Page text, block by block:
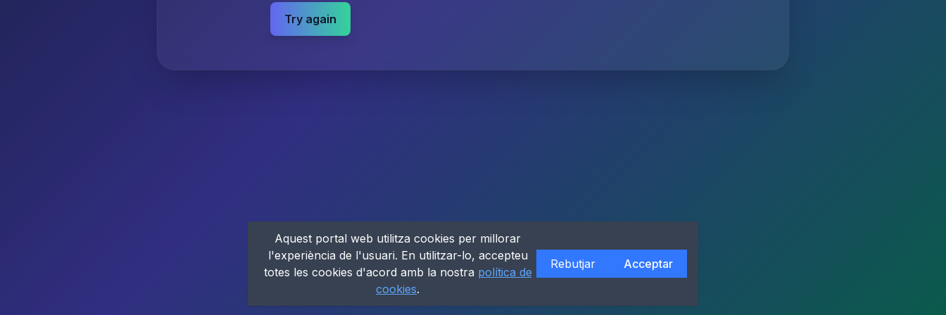
Try again
Aquest portal web utilitza cookies per millorar
l'experiència de l'usuari. En utilitzar-lo, accepteu
totes les cookies d'acord amb la nostra política de
cookies.
Rebutjar Acceptar